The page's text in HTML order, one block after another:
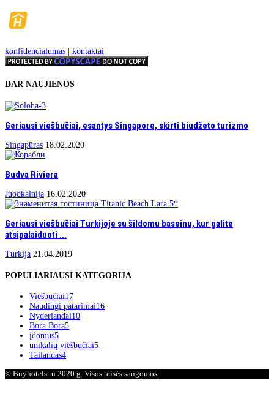
konfidencialumas kontaktai
DAR NAUJIENOS
Geriausi viešbučiai, esantys Singapore, skirti biudžeto turizmo
Singapūras 18.02.2020
Budva Riviera
Juodkalnija 16.02.2020
Geriausi viešbučiai Turkijoje su šildomu baseinu, kur galite
atsipalaiduoti ...
Turkija 21.04.2019
POPULIARIAUSI KATEGORIJA
Viešbučiai17
Naudingi patarimai16
Nyderlandai10
Bora Bora5
įdomus5
unikalių viešbučiai5
Tailandas4
© Buyhotels.ru 2020 g. Visos teisės saugomos.